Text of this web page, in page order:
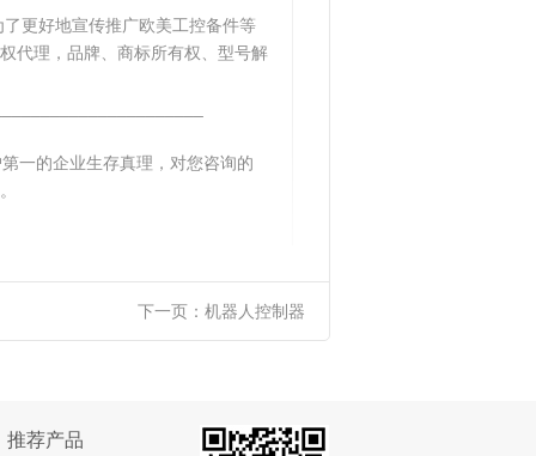
更好地宣传推广欧美工控备件等
代理，品牌、商标所有权、型号解
一的企业生存真理，对您咨询的
下一页： 机器人控制器
推荐产品